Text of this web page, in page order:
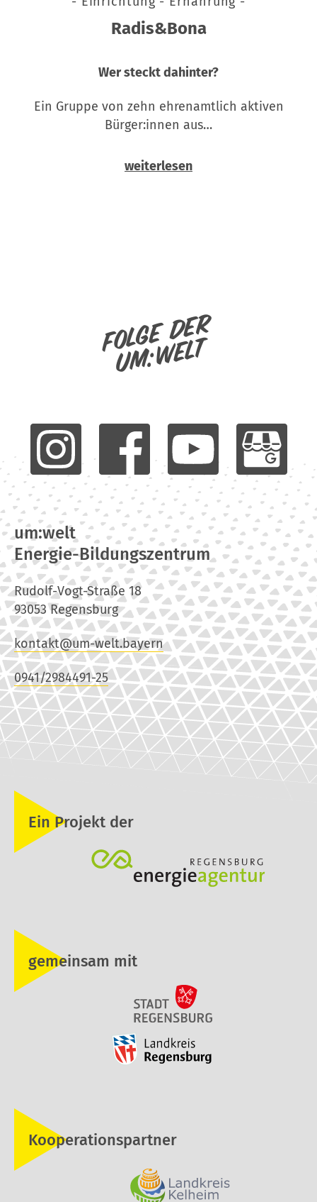
Radis&Bona
Wer steckt dahinter?
Ein Gruppe von zehn ehrenamtlich aktiven
Bürger:innen aus…
weiterlesen
Folge der
um:welt
um:welt
Energie-Bildungszentrum
Rudolf-Vogt-Straße 18
93053 Regensburg
kontakt@um-welt.bayern
0941/2984491-25
Ein Projekt der
gemeinsam mit
Kooperationspartner